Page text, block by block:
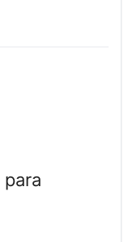
para